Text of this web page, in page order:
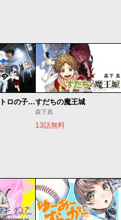
ベオグラードメトロの子供たちすだちの魔王城
森下真
13話無料